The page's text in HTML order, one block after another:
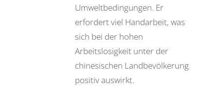
Umweltbedingungen. Er
erfordert viel Handarbeit, was
sich bei der hohen
Arbeitslosigkeit unter der
chinesischen Landbevölkerung
positiv auswirkt.